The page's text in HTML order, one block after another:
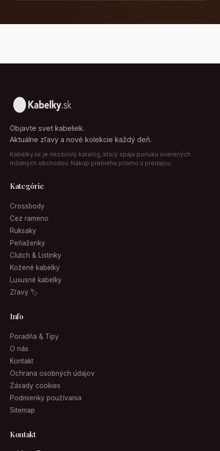
Objavte svet kabeliek.
Aktuálne zľavy a nové kolekcie každý deň.
Kabelky.sk je nezávislý katalóg, ktorý spája ponuku overených
módnych obchodov. Nákup prebieha priamo u predajcu.
Kategórie
Crossbody
Cez rameno
Ruksaky
Peňaženky
Clutch & Listinky
Kožené kabelky
Luxusné kabelky
Zľavy 🏷
Info
Poradňa & Tipy
O nás
Kontakt
Ochrana osobných údajov
Zásady cookies
Podmienky používania
Sitemap
Kontakt